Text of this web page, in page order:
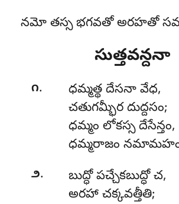
నమో తస్స భగవతో అరహతో
సుత్తవన్దనా
౧. ధమ్మత్థ దేసనా వేధ,
చతుగమ్భీర దుద్దసం;
ధమ్మం లోకస్స దేసేన్తం,
ధమ్మరాజం
౨. బుద్ధోపచ్చేకబుద్ధో చ,
అరహా చక్కవత్తీతి;